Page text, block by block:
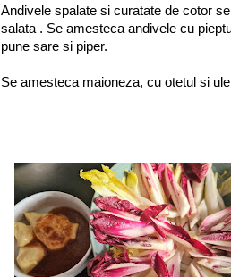
Andivele spalate si curatate de cotor
salata . Se amesteca andivele cu
pune sare si piper.
Se amesteca maioneza, cu otetul si